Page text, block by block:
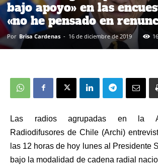
bajo apoyo» en las
«no he pensado en
Por Brisa Cardenas - 16 de diciembre de 2019
Las radios agrupadas en la
Radiodifusores de Chile (Archi)
las 12 horas de hoy lunes al Presidente
bajo la modalidad de cadena radial